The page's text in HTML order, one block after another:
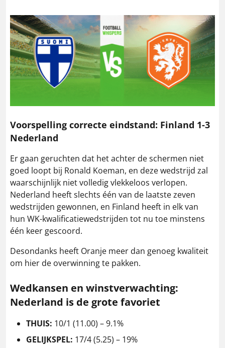
Voorspelling correcte eindstand: Finland 1-3
Nederland
Er gaan geruchten dat het achter de schermen niet
goed loopt bij Ronald Koeman, en deze wedstrijd zal
waarschijnlijk niet volledig vlekkeloos verlopen.
Nederland heeft slechts één van de laatste zeven
wedstrijden gewonnen, en Finland heeft in elk van
hun WK-kwalificatiewedstrijden tot nu toe minstens
één keer gescoord.
Desondanks heeft Oranje meer dan genoeg kwaliteit
om hier de overwinning te pakken.
Wedkansen en winstverwachting:
Nederland is de grote favoriet
THUIS: 10/1 (11.00) – 9.1%
GELIJKSPEL: 17/4 (5.25) – 19%